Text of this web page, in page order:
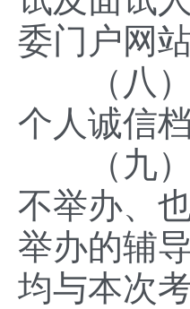
委门户网
（八）
个人诚信
（九）
不举办、
举办的辅
均与本次